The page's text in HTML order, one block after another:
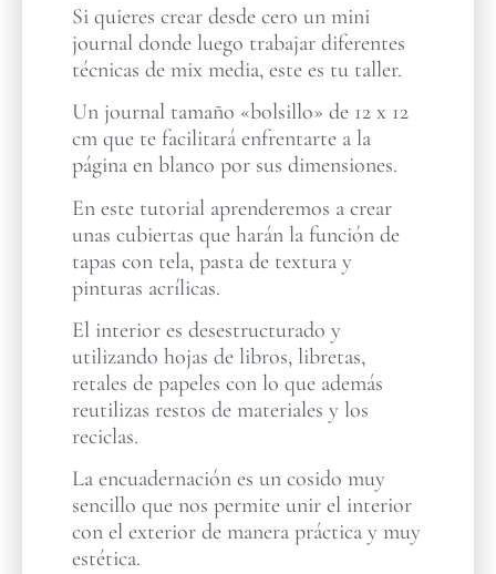
Si quieres crear desde cero un mini
journal donde luego trabajar diferentes
técnicas de mix media, este es tu taller.
Un journal tamaño «bolsillo» de 12 x 12
cm que te facilitará enfrentarte a la
página en blanco por sus dimensiones.
En este tutorial aprenderemos a crear
unas cubiertas que harán la función de
tapas con tela, pasta de textura y
pinturas acrílicas.
El interior es desestructurado y
utilizando hojas de libros, libretas,
retales de papeles con lo que además
reutilizas restos de materiales y los
reciclas.
La encuadernación es un cosido muy
sencillo que nos permite unir el interior
con el exterior de manera práctica y muy
estética.